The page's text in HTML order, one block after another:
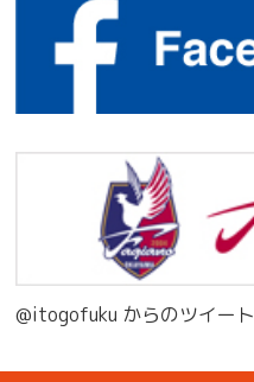
@itogofuku からのツイート